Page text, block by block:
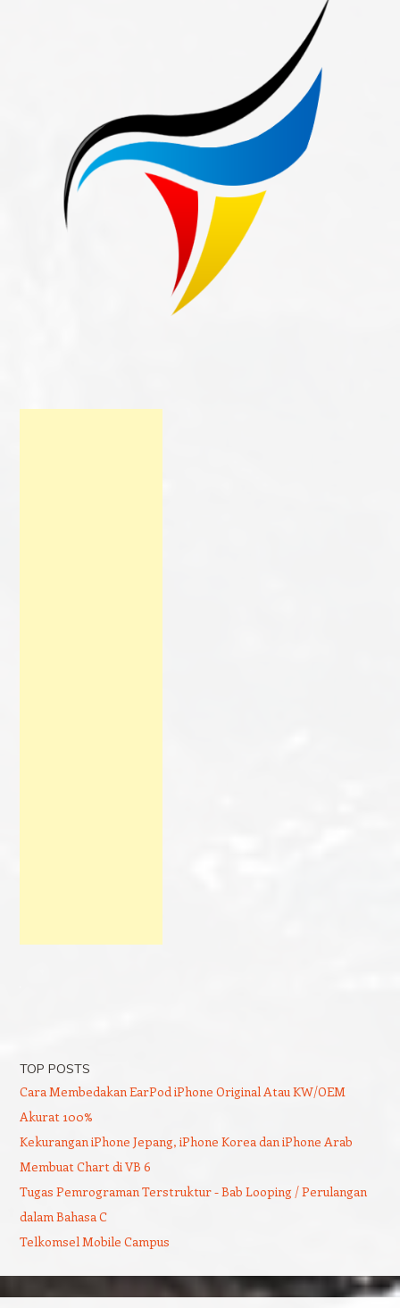
TOP POSTS
Cara Membedakan EarPod iPhone Original Atau KW/OEM
Akurat 100%
Kekurangan iPhone Jepang, iPhone Korea dan iPhone Arab
Membuat Chart di VB 6
Tugas Pemrograman Terstruktur - Bab Looping / Perulangan
dalam Bahasa C
Telkomsel Mobile Campus